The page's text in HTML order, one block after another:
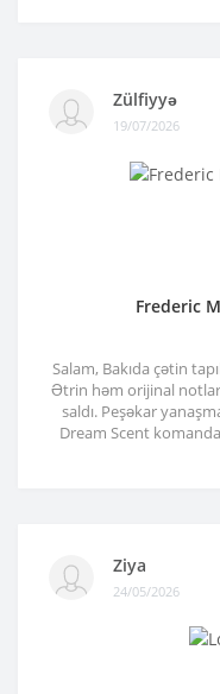
Zülfiyyə
19/07/2026
Frederic
Salam, Bakıda çətin
Ətrin həm orijinal
saldı. Peşəkar
Dream Scent
Ziya
24/05/2026